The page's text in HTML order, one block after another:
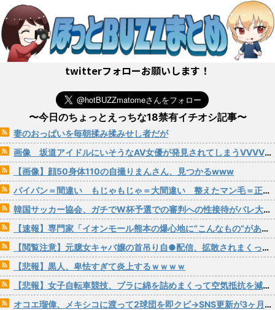
twitterフォローお願いします！
〜今日のちょっとえっちな18禁有イチオシ記事〜
妻のおっぱいを毎朝揉み揉みせし者だが
画像 坂道アイドルにいそうなAV女優が発見されてしまうVVVVVVVVVVVVVVVVVVVVVVVVVV
【画像】顔50身体110の自撮りまんさん、見つかるwww
パイパン＝間違い もじゃもじゃ＝大間違い 整えたマン毛＝正解！
韓国サッカー協会、ガチでW杯予選での審判への性接待がバレ大炎上大騒ぎにwww
【速報】専門家「イオンモール熊本の爆心地に”こんなもの”があったんだけど…」
【閲覧注意】元臆女キャバ嬢の首吊り自●配信、拡散されまくって終わるｗｗｗｗｗｗｗ
【悲報】黒人、卑怯すぎて炎上するｗｗｗｗ
【悲報】女子自転車競技、ブラに綿を詰めまくって空気抵抗を減らすチート技が発覚ｗｗｗ
オコエ瑠偉、メキシコに渡って2球団を即クビ→SNS更新が3ヶ月間止まって消息不明に